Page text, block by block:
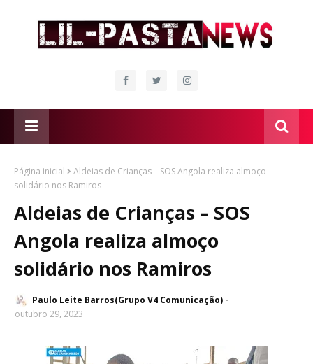
Página inicial
Aldeias de Crianças – SOS Angola realiza almoço
solidário nos Ramiros
Aldeias de Crianças – SOS
Angola realiza almoço
solidário nos Ramiros
Paulo Leite Barros(Grupo V4 Comunicação)
outubro 29, 2023